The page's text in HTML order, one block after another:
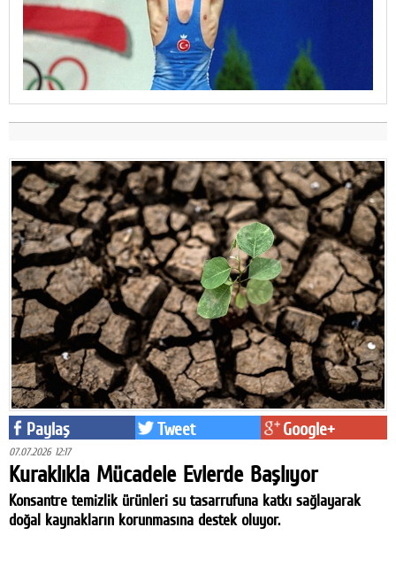
Paylaş Tweet Google+
07.07.2026 12:17
Kuraklıkla Mücadele Evlerde Başlıyor
Konsantre temizlik ürünleri su tasarrufuna katkı sağlayarak
doğal kaynakların korunmasına destek oluyor.